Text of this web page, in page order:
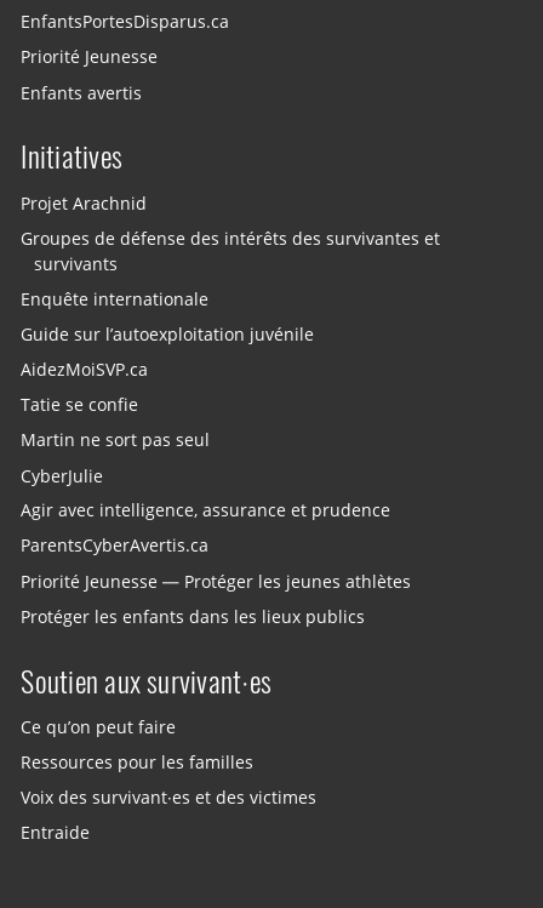
EnfantsPortesDisparus.ca
Priorité Jeunesse
Enfants avertis
Initiatives
Projet Arachnid
Groupes de défense des intérêts des survivantes et
survivants
Enquête internationale
Guide sur l’autoexploitation juvénile
AidezMoiSVP.ca
Tatie se confie
Martin ne sort pas seul
CyberJulie
Agir avec intelligence, assurance et prudence
ParentsCyberAvertis.ca
Priorité Jeunesse — Protéger les jeunes athlètes
Protéger les enfants dans les lieux publics
Soutien aux survivant·es
Ce qu’on peut faire
Ressources pour les familles
Voix des survivant·es et des victimes
Entraide